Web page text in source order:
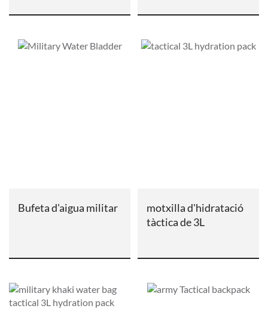
Bufeta d'aigua militar
motxilla d'hidratació
tàctica de 3L